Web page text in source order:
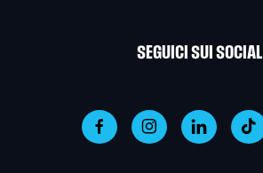
SEGUICI SUI SOCIAL